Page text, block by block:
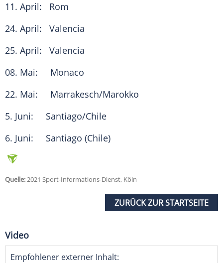
11. April: Rom
24. April: Valencia
25. April: Valencia
08. Mai: Monaco
22. Mai: Marrakesch/Marokko
5. Juni: Santiago/Chile
6. Juni: Santiago (Chile)
Quelle:2021 Sport-Informations-Dienst, Köln
ZURÜCK ZUR STARTSEITE
Video
Empfohlener externer Inhalt: